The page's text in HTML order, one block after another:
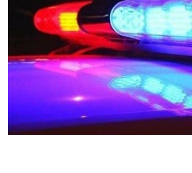
FacebookTwitter